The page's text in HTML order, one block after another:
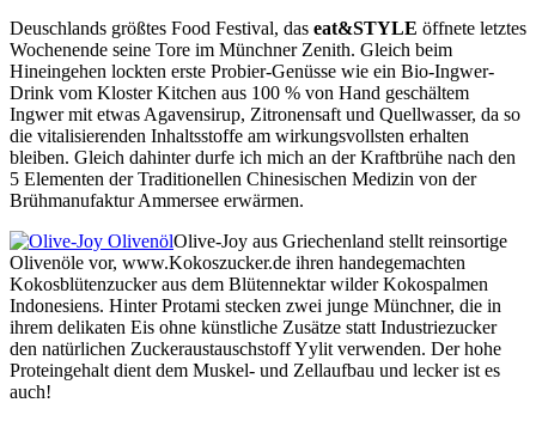
Deuschlands größtes Food Festival, das eat&STYLE öffnete letztes
Wochenende seine Tore im Münchner Zenith. Gleich beim
Hineingehen lockten erste Probier-Genüsse wie ein Bio-Ingwer-
Drink vom Kloster Kitchen aus 100 % von Hand geschältem
Ingwer mit etwas Agavensirup, Zitronensaft und Quellwasser, da so
die vitalisierenden Inhaltsstoffe am wirkungsvollsten erhalten
bleiben. Gleich dahinter durfe ich mich an der Kraftbrühe nach den
5 Elementen der Traditionellen Chinesischen Medizin von der
Brühmanufaktur Ammersee erwärmen.
Olive-Joy aus Griechenland stellt reinsortige
Olivenöle vor, www.Kokoszucker.de ihren handegemachten
Kokosblütenzucker aus dem Blütennektar wilder Kokospalmen
Indonesiens. Hinter Protami stecken zwei junge Münchner, die in
ihrem delikaten Eis ohne künstliche Zusätze statt Industriezucker
den natürlichen Zuckeraustauschstoff Yylit verwenden. Der hohe
Proteingehalt dient dem Muskel- und Zellaufbau und lecker ist es
auch!